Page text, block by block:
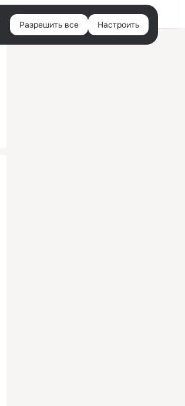
Войти
Разрешить все Настроить